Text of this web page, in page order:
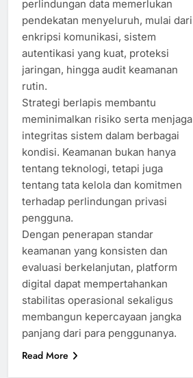
perlindungan data memerlukan
pendekatan menyeluruh, mulai dari
enkripsi komunikasi, sistem
autentikasi yang kuat, proteksi
jaringan, hingga audit keamanan
rutin.
Strategi berlapis membantu
meminimalkan risiko serta menjaga
integritas sistem dalam berbagai
kondisi. Keamanan bukan hanya
tentang teknologi, tetapi juga
tentang tata kelola dan komitmen
terhadap perlindungan privasi
pengguna.
Dengan penerapan standar
keamanan yang konsisten dan
evaluasi berkelanjutan, platform
digital dapat mempertahankan
stabilitas operasional sekaligus
membangun kepercayaan jangka
panjang dari para penggunanya.
Read More